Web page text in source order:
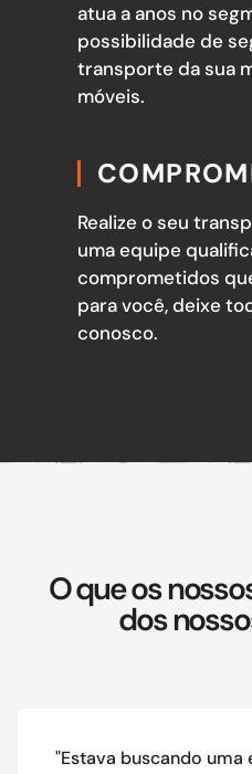
atua a anos no
possibilidade de
transporte da sua
móveis.
Realize o seu
uma equipe
comprometidos
para você, deixe
conosco.
O que os
dos
"Estava buscando uma